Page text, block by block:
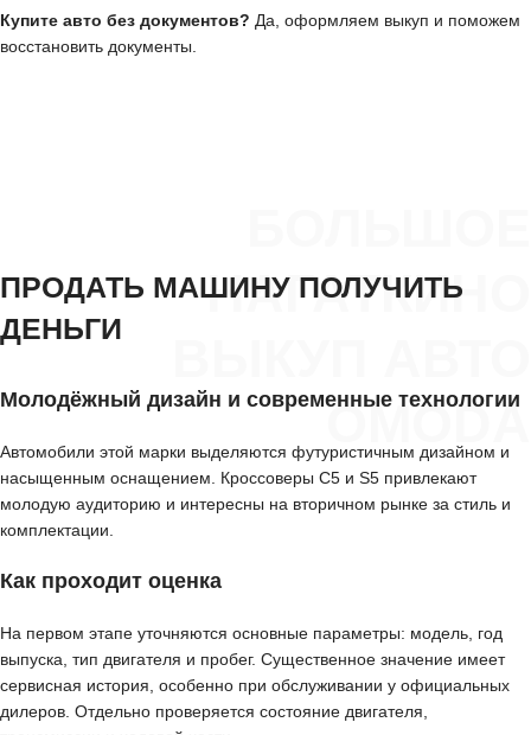
Купите авто без документов? Да, оформляем выкуп и поможем
восстановить документы.
НАГАТКИНО
OMODA
ПРОДАТЬ МАШИНУ ПОЛУЧИТЬ
ДЕНЬГИ
Молодёжный дизайн и современные технологии
Автомобили этой марки выделяются футуристичным дизайном и
насыщенным оснащением. Кроссоверы C5 и S5 привлекают
молодую аудиторию и интересны на вторичном рынке за стиль и
комплектации.
Как проходит оценка
На первом этапе уточняются основные параметры: модель, год
выпуска, тип двигателя и пробег. Существенное значение имеет
сервисная история, особенно при обслуживании у официальных
дилеров. Отдельно проверяется состояние двигателя,